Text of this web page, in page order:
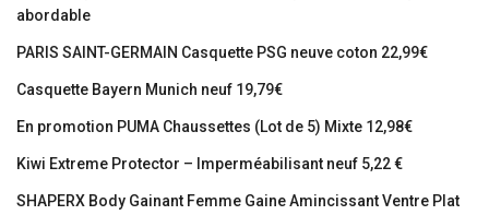
abordable
PARIS SAINT-GERMAIN Casquette PSG neuve coton 22,99€
Casquette Bayern Munich neuf 19,79€
En promotion PUMA Chaussettes (Lot de 5) Mixte 12,98€
Kiwi Extreme Protector – Imperméabilisant neuf 5,22 €
SHAPERX Body Gainant Femme Gaine Amincissant Ventre Plat